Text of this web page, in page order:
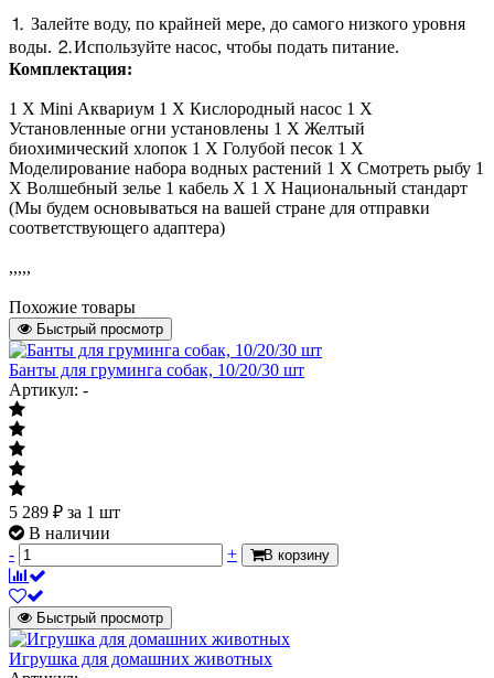
⒈ Залейте воду, по крайней мере, до самого низкого уровня
воды. ⒉Используйте насос, чтобы подать питание.
Комплектация:
1 X Mini Аквариум 1 X Кислородный насос 1 X
Установленные огни установлены 1 X Желтый
биохимический хлопок 1 X Голубой песок 1 X
Моделирование набора водных растений 1 Х Смотреть рыбу 1
Х Волшебный зелье 1 кабель X 1 X Национальный стандарт
(Мы будем основываться на вашей стране для отправки
соответствующего адаптера)
,,,,,
Похожие товары
Быстрый просмотр
Банты для груминга собак, 10/20/30 шт
Артикул: -
5 289 ₽ за 1 шт
В наличии
-
+ В корзину
Быстрый просмотр
Игрушка для домашних животных